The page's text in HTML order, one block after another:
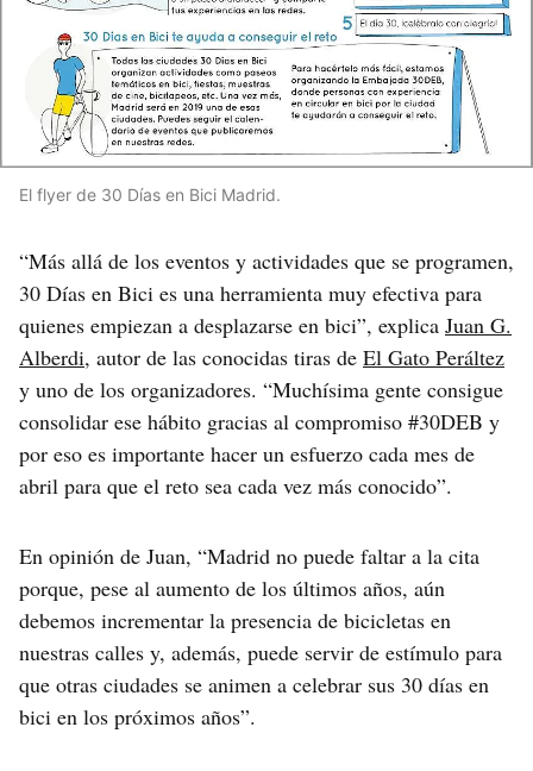
El flyer de 30 Días en Bici Madrid.
“Más allá de los eventos y actividades que se programen,
30 Días en Bici es una herramienta muy efectiva para
quienes empiezan a desplazarse en bici”, explica Juan G.
Alberdi, autor de las conocidas tiras de El Gato Peráltez
y uno de los organizadores. “Muchísima gente consigue
consolidar ese hábito gracias al compromiso #30DEB y
por eso es importante hacer un esfuerzo cada mes de
abril para que el reto sea cada vez más conocido”.
En opinión de Juan, “Madrid no puede faltar a la cita
porque, pese al aumento de los últimos años, aún
debemos incrementar la presencia de bicicletas en
nuestras calles y, además, puede servir de estímulo para
que otras ciudades se animen a celebrar sus 30 días en
bici en los próximos años”.